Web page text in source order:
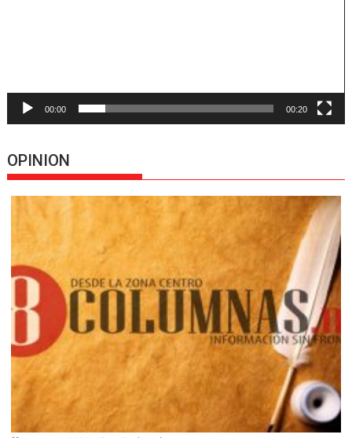
00:00 00:20
OPINION